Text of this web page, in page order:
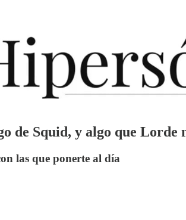
de Squid, y algo que Lorde
las que ponerte al día